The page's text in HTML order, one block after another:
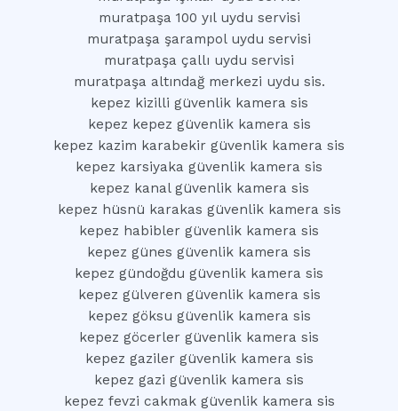
muratpaşa 100 yıl uydu servisi
muratpaşa şarampol uydu servisi
muratpaşa çallı uydu servisi
muratpaşa altındağ merkezi uydu sis.
kepez kizilli güvenlik kamera sis
kepez kepez güvenlik kamera sis
kepez kazim karabekir güvenlik kamera sis
kepez karsiyaka güvenlik kamera sis
kepez kanal güvenlik kamera sis
kepez hüsnü karakas güvenlik kamera sis
kepez habibler güvenlik kamera sis
kepez günes güvenlik kamera sis
kepez gündoğdu güvenlik kamera sis
kepez gülveren güvenlik kamera sis
kepez göksu güvenlik kamera sis
kepez göcerler güvenlik kamera sis
kepez gaziler güvenlik kamera sis
kepez gazi güvenlik kamera sis
kepez fevzi cakmak güvenlik kamera sis